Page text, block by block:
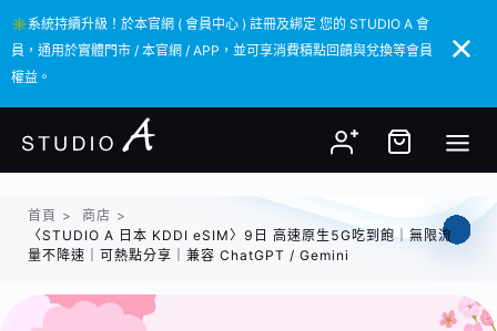
✳️系統持續升級！於本官網 ( 會員中心 ) 註冊及綁定 您的 STUDIO A 會
員，通用於實體門市 / 本官網 / APP，並可享消費積點回饋與兌換等會員
權益。
✳️系統持續升級！於本官網 ( 會員中心 ) 註冊及綁定 您的 STUDIO A 會
員，通用於實體門市 / 本官網 / APP，並可享消費積點回饋與兌換等會員
權益。
首頁 > 商店 >
〈STUDIO A 日本 KDDI eSIM〉9日 高速原生5G吃到飽｜無限流
量不降速｜可熱點分享｜兼容 ChatGPT / Gemini